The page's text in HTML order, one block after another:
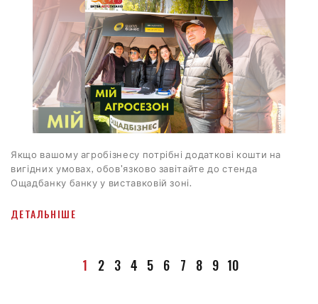
Якщо вашому агробізнесу потрібні додаткові кошти на
вигідних умовах, обов'язково завітайте до стенда
Ощадбанку банку у виставковій зоні.
ДЕТАЛЬНІШЕ
1 2 3 4 5 6 7 8 9 10